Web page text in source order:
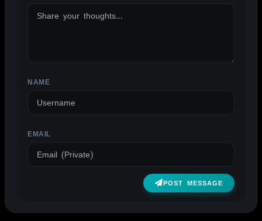
NAME
EMAIL
POST MESSAGE